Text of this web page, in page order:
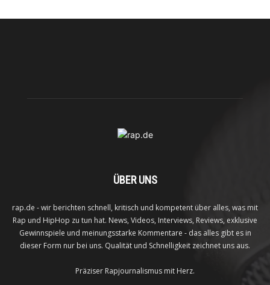
ÜBER UNS
rap.de - wir berichten schnell, kritisch und kompetent über alles, was mit
Rap und HipHop zu tun hat. News, Videos, Interviews, Reviews, exklusive
Gewinnspiele und meinungsstarke Kommentare - das alles gibt es in
dieser Form nur bei uns. Qualität und Schnelligkeit zeichnet uns aus.
Präziser Rapjournalismus mit Herz.